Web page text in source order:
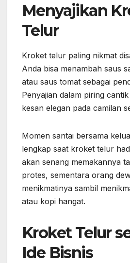
Menyajikan
Telur
Kroket telur paling nikmat
Anda bisa menambah saus
atau saus tomat sebagai
Penyajian dalam piring
kesan elegan pada camilan
Momen santai bersama
lengkap saat kroket telur
akan senang memakannya
protes, sementara orang
menikmatinya sambil
atau kopi hangat.
Kroket Telur
Ide Bisnis